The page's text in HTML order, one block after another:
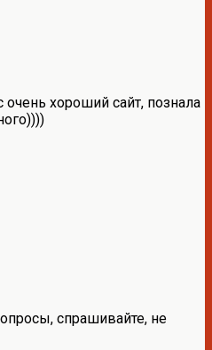
очень хороший сайт, познала
спрашивайте, не